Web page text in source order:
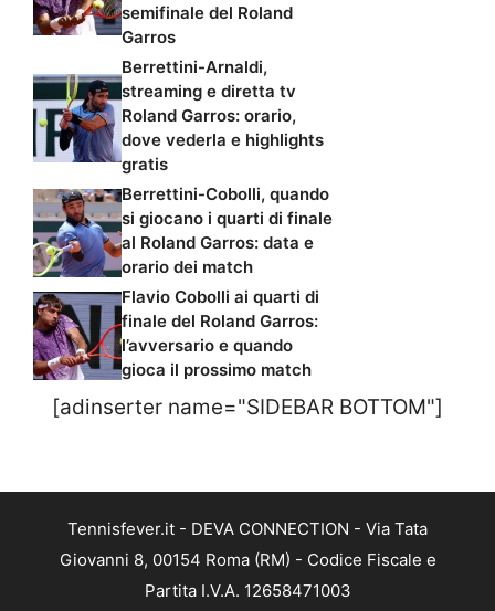
semifinale del Roland
Garros
Berrettini-Arnaldi,
streaming e diretta tv
Roland Garros: orario,
dove vederla e highlights
gratis
Berrettini-Cobolli, quando
si giocano i quarti di finale
al Roland Garros: data e
orario dei match
Flavio Cobolli ai quarti di
finale del Roland Garros:
l’avversario e quando
gioca il prossimo match
[adinserter name="SIDEBAR BOTTOM"]
Tennisfever.it - DEVA CONNECTION - Via Tata
Giovanni 8, 00154 Roma (RM) - Codice Fiscale e
Partita I.V.A. 12658471003